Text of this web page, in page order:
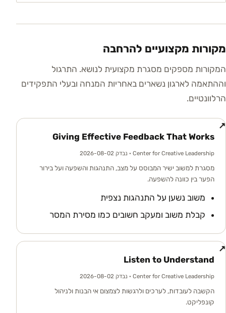
מקורות מקצועיים להרחבה
המקורות מספקים מסגרת מקצועית לנושא. התרגול
וההתאמה לארגון נשארים באחריות המנחה ובעלי התפקידים
הרלוונטיים.
Giving Effective Feedback That Works
Center for Creative Leadership · נבדק 2026-08-02
מסגרת למשוב ישיר המבוסס על מצב, התנהגות והשפעה ועל בירור
הפער בין כוונה להשפעה.
משוב נשען על התנהגות נצפית
קבלת משוב ומעקב חשובים כמו מסירת המסר
↗
Listen to Understand
Center for Creative Leadership · נבדק 2026-08-02
הקשבה לעובדות, לערכים ולרגשות לצמצום אי הבנות ולניהול
קונפליקט.
↗